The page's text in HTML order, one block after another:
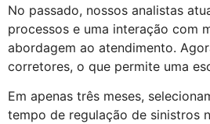
No passado, nossos analistas
processos e uma interação com
abordagem ao atendimento.
corretores, o que permite uma
Em apenas três meses,
tempo de regulação de sinistros